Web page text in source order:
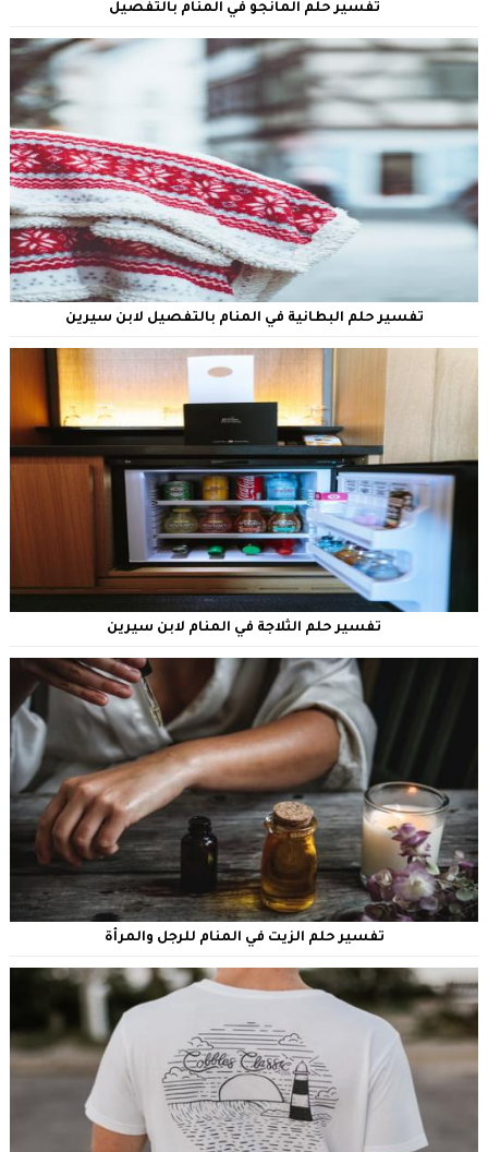
تفسير حلم المانجو في المنام بالتفصيل
تفسير حلم البطانية في المنام بالتفصيل لابن سيرين
تفسير حلم الثلاجة في المنام لابن سيرين
تفسير حلم الزيت في المنام للرجل والمرأة